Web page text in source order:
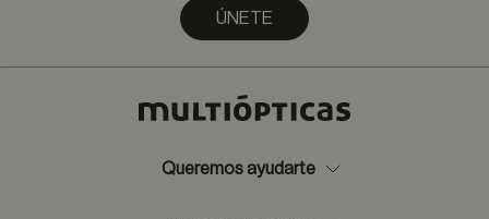
ÚNETE
Queremos ayudarte